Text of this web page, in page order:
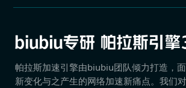
帕拉斯加速引擎由biubiu团队倾力打造，
新变化与之产生的网络加速新痛点。我们对